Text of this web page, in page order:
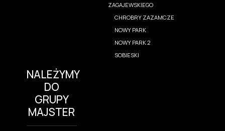
ZAGAJEWSKIEGO
CHROBRY ZAZAMCZE
NOWY PARK
NOWY PARK 2
SOBIESKI
NALEŻYMY
DO
GRUPY
MAJSTER